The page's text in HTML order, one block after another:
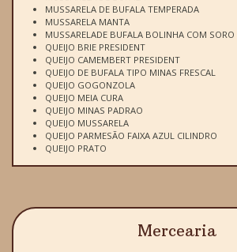
MUSSARELA DE BUFALA TEMPERADA
MUSSARELA MANTA
MUSSARELADE BUFALA BOLINHA COM SORO
QUEIJO BRIE PRESIDENT
QUEIJO CAMEMBERT PRESIDENT
QUEIJO DE BUFALA TIPO MINAS FRESCAL
QUEIJO GOGONZOLA
QUEIJO MEIA CURA
QUEIJO MINAS PADRAO
QUEIJO MUSSARELA
QUEIJO PARMESÃO FAIXA AZUL CILINDRO
QUEIJO PRATO
Mercearia